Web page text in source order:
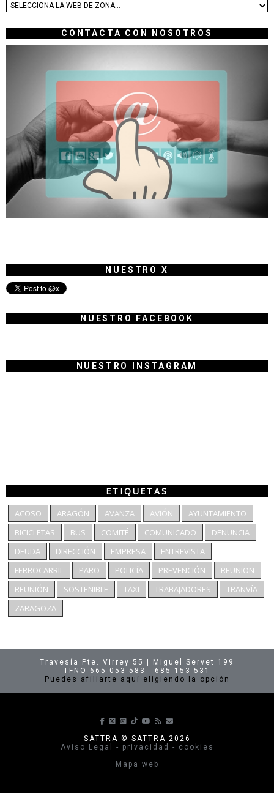
CONTACTA CON NOSOTROS
NUESTRO X
NUESTRO FACEBOOK
NUESTRO INSTAGRAM
ETIQUETAS
ACOSO ARAGÓN AVANZA AVIÓN
AYUNTAMIENTO
BICICLETAS
BUS COMITÉ COMUNICADO
DENUNCIA
DEUDA
DIRECCIÓN EMPRESA
ENTREVISTA
FERROCARRIL
PARO POLICÍA PREVENCIÓN
REUNION
REUNIÓN
SOSTENIBLE TAXI TRABAJADORES
TRANVÍA
ZARAGOZA
Travesía Pte. Virrey 55 | Miguel Servet 199
TFNO 665 053 583 - 685 153 531
Puedes afiliarte aquí eligiendo la opción
Síguenos en Facebook
Síguenos en X
Síguenos en Instagram
Síguenos en TikTok
Síguenos en Youtube
Suscríbete a nuestras
SATTRA © SATTRA 2026
Aviso Legal - privacidad - cookies
Mapa web